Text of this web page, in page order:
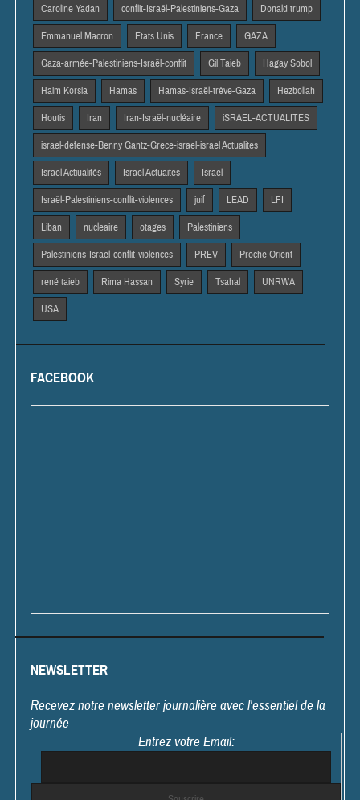
Caroline Yadan conflit-Israël-Palestiniens-Gaza Donald trump
Emmanuel Macron Etats Unis France GAZA
Gaza-armée-Palestiniens-Israël-conflit Gil Taieb Hagay Sobol
Haim Korsia Hamas Hamas-Israël-trêve-Gaza Hezbollah
Houtis Iran Iran-Israël-nucléaire iSRAEL-ACTUALITES
israel-defense-Benny Gantz-Grece-israel-israel Actualites
Israel Actiualités Israel Actuaites Israël
Israël-Palestiniens-conflit-violences juif LEAD LFI
Liban nucleaire otages Palestiniens
Palestiniens-Israël-conflit-violences PREV Proche Orient
rené taieb Rima Hassan Syrie Tsahal UNRWA
USA
FACEBOOK
NEWSLETTER
Recevez notre newsletter journalière avec l'essentiel de la
journée
Entrez votre Email: